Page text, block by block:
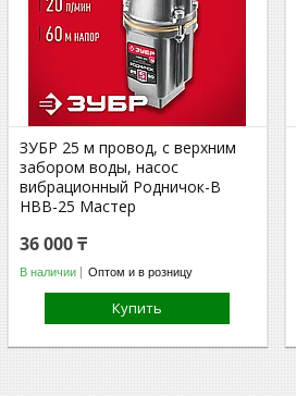
ЗУБР 25 м провод, с верхним
забором воды, насос
вибрационный Родничок-В
НВВ-25 Мастер
36 000 ₸
В наличии Оптом и в розницу
Купить